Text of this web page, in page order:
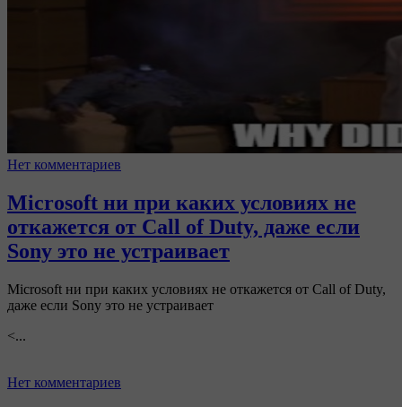
Нет комментариев
Microsoft ни при каких условиях не
откажется от Call of Duty, даже если
Sony это не устраивает
Microsoft ни при каких условиях не откажется от Call of Duty,
даже если Sony это не устраивает
<...
Нет комментариев